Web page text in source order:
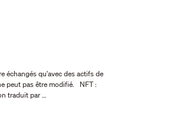
échangés qu'avec des actifs de
pas être modifié. NFT :
l’on traduit par …